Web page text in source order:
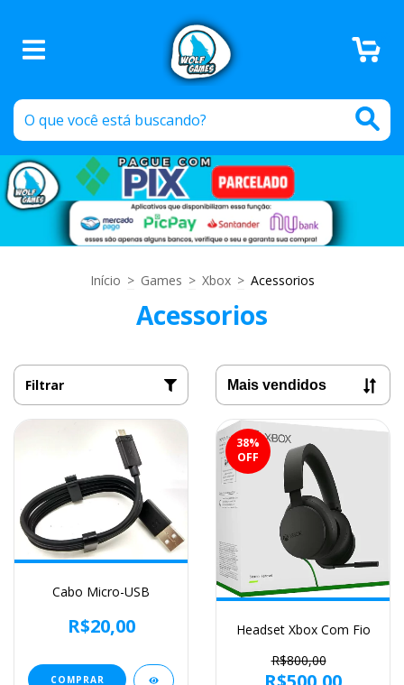
Início > Games > Xbox > Acessorios
Acessorios
Filtrar
Cabo Micro-USB
R$20,00
38%
OFF
Headset Xbox Com Fio
R$800,00